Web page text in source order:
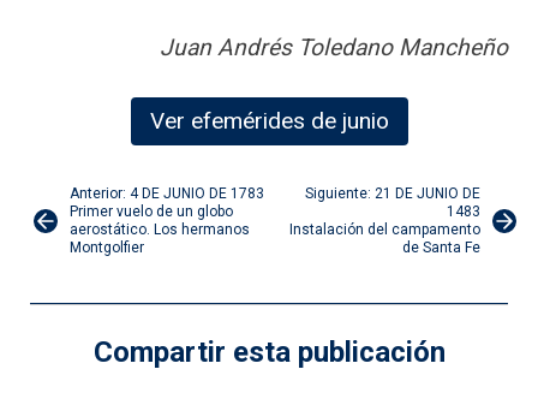
Juan Andrés Toledano Mancheño
Ver efemérides de junio
Navegación
de
entradas
Anterior: 4 DE JUNIO DE 1783
Primer vuelo de un globo
aerostático. Los hermanos
Montgolfier
Siguiente: 21 DE JUNIO DE
1483
Instalación del campamento
de Santa Fe
Compartir esta publicación